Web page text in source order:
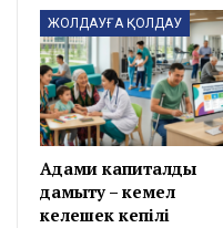
ЖОЛДАУҒА ҚОЛДАУ
Адами капиталды
дамыту – кемел
келешек кепілі